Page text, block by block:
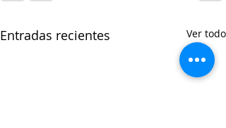
Entradas recientes Ver todo